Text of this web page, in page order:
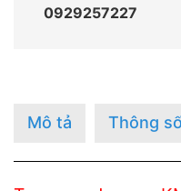
0929257227
Mô tả Thông